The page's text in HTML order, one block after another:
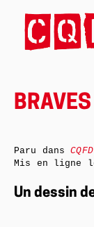
Un dessin
Paru dansCQFD
Mis en ligne